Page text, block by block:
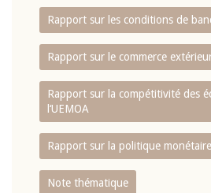
Rapport sur les conditions de
Rapport sur le commerce
Rapport sur la compétitivité des
l‘UEMOA
Rapport sur la politique monétaire
Note thématique